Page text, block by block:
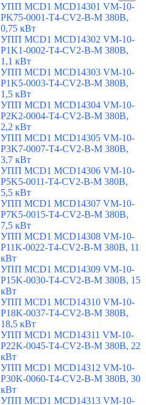
УПП MCD1 MCD14301 VM-10-
PK75-0001-T4-CV2-B-M 380В,
0,75 кВт
УПП MCD1 MCD14302 VM-10-
P1K1-0002-T4-CV2-B-M 380В,
1,1 кВт
УПП MCD1 MCD14303 VM-10-
P1K5-0003-T4-CV2-B-M 380В,
1,5 кВт
УПП MCD1 MCD14304 VM-10-
P2K2-0004-T4-CV2-B-M 380В,
2,2 кВт
УПП MCD1 MCD14305 VM-10-
P3K7-0007-T4-CV2-B-M 380В,
3,7 кВт
УПП MCD1 MCD14306 VM-10-
P5K5-0011-T4-CV2-B-M 380В,
5,5 кВт
УПП MCD1 MCD14307 VM-10-
P7K5-0015-T4-CV2-B-M 380В,
7,5 кВт
УПП MCD1 MCD14308 VM-10-
P11K-0022-T4-CV2-B-M 380В, 11
кВт
УПП MCD1 MCD14309 VM-10-
P15K-0030-T4-CV2-B-M 380В, 15
кВт
УПП MCD1 MCD14310 VM-10-
P18K-0037-T4-CV2-B-M 380В,
18,5 кВт
УПП MCD1 MCD14311 VM-10-
P22K-0045-T4-CV2-B-M 380В, 22
кВт
УПП MCD1 MCD14312 VM-10-
P30K-0060-T4-CV2-B-M 380В, 30
кВт
УПП MCD1 MCD14313 VM-10-